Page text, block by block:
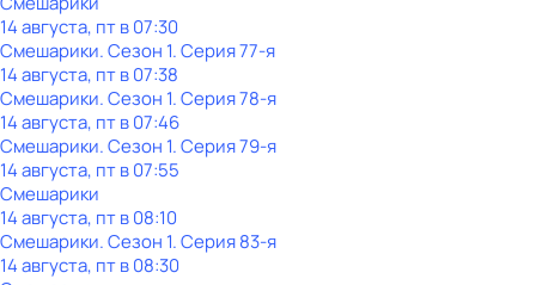
14 августа, пт в 07:30
Смешарики. Сезон 1. Серия 77-я
14 августа, пт в 07:38
Смешарики. Сезон 1. Серия 78-я
14 августа, пт в 07:46
Смешарики. Сезон 1. Серия 79-я
14 августа, пт в 07:55
Смешарики
14 августа, пт в 08:10
Смешарики. Сезон 1. Серия 83-я
14 августа, пт в 08:30